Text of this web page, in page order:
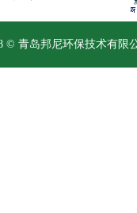
© 青岛邦尼环保技术有限